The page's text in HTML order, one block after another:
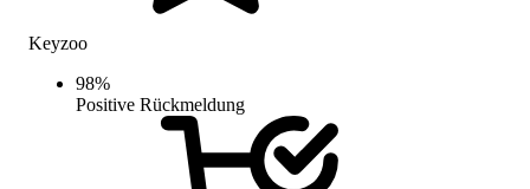
Keyzoo
98%
Positive Rückmeldung